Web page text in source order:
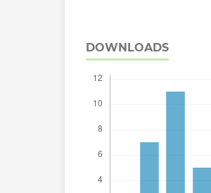
DOWNLOADS